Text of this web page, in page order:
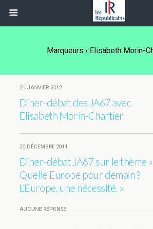
Marqueurs › Elisabeth Morin-
21 JANVIER 2012
Dîner-débat des JA67 avec
Elisabeth Morin-Chartier
20 DÉCEMBRE 2011
Dîner-débat JA67 sur le thème «
Quelle Europe pour demain ?
L’Europe, une nécessité. »
AUCUNE RÉPONSE